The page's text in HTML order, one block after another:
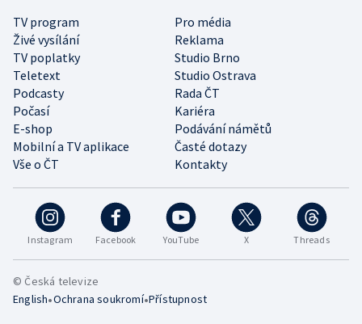
Instagram Facebook YouTube X Threads
TV program
Pro média
Živé vysílání
Reklama
TV poplatky
Studio Brno
Teletext
Studio Ostrava
Podcasty
Rada ČT
Počasí
Kariéra
E-shop
Podávání námětů
Mobilní a TV aplikace
Časté dotazy
Vše o ČT
Kontakty
© Česká televize
English•Ochrana soukromí•Přístupnost